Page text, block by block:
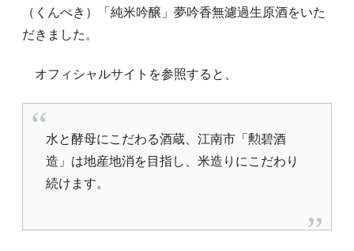
（くんぺき）「純米吟醸」夢吟香無濾過生原酒をいた
だきました。
オフィシャルサイトを参照すると、
水と酵母にこだわる酒蔵、江南市「勲碧酒
造」は地産地消を目指し、米造りにこだわり
続けます。